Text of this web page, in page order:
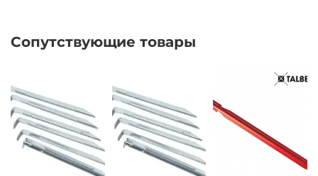
Сопутствующие товары